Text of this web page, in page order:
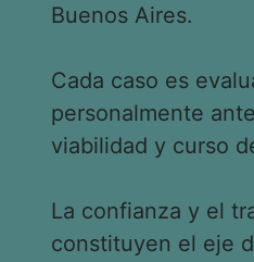
Buenos Aires.
Cada caso es
personalmente
viabilidad y curso
La confianza y el
constituyen el eje